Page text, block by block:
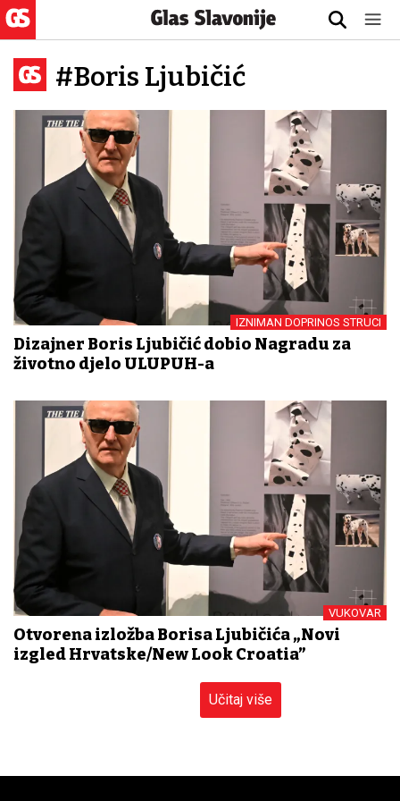
#Boris Ljubičić
IZNIMAN DOPRINOS STRUCI
Dizajner Boris Ljubičić dobio Nagradu za
životno djelo ULUPUH-a
VUKOVAR
Otvorena izložba Borisa Ljubičića „Novi
izgled Hrvatske/New Look Croatia”
Učitaj više